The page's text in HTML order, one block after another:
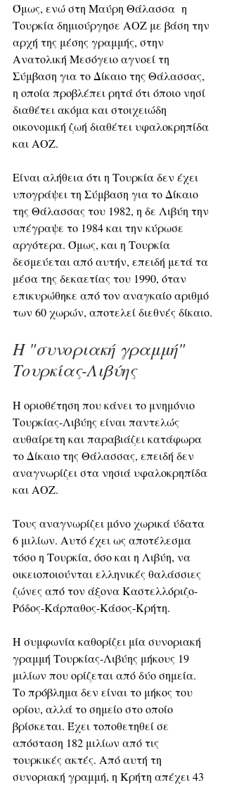
Όμως, ενώ στη Μαύρη Θάλασσα  η
Τουρκία δημιούργησε ΑΟΖ με βάση την
αρχή της μέσης γραμμής, στην
Ανατολική Μεσόγειο αγνοεί τη
Σύμβαση για το Δίκαιο της Θάλασσας,
η οποία προβλέπει ρητά ότι όποιο νησί
διαθέτει ακόμα και στοιχειώδη
οικονομική ζωή διαθέτει υφαλοκρηπίδα
και ΑΟΖ.
Είναι αλήθεια ότι η Τουρκία δεν έχει
υπογράψει τη Σύμβαση για το Δίκαιο
της Θάλασσας του 1982, η δε Λιβύη την
υπέγραψε το 1984 και την κύρωσε
αργότερα. Όμως, και η Τουρκία
δεσμεύεται από αυτήν, επειδή μετά τα
μέσα της δεκαετίας του 1990, όταν
επικυρώθηκε από τον αναγκαίο αριθμό
των 60 χωρών, αποτελεί διεθνές δίκαιο.
Η "συνοριακή γραμμή"
Τουρκίας-Λιβύης
Η οριοθέτηση που κάνει το μνημόνιο
Τουρκίας-Λιβύης είναι παντελώς
αυθαίρετη και παραβιάζει κατάφωρα
το Δίκαιο της Θάλασσας, επειδή δεν
αναγνωρίζει στα νησιά υφαλοκρηπίδα
και ΑΟΖ.
Τους αναγνωρίζει μόνο χωρικά ύδατα
6 μιλίων. Αυτό έχει ως αποτέλεσμα
τόσο η Τουρκία, όσο και η Λιβύη, να
οικειοποιούνται ελληνικές θαλάσσιες
ζώνες από τον άξονα Καστελλόριζο-
Ρόδος-Κάρπαθος-Κάσος-Κρήτη.
Η συμφωνία καθορίζει μία συνοριακή
γραμμή Τουρκίας-Λιβύης μήκους 19
μιλίων που ορίζεται από δύο σημεία.
Το πρόβλημα δεν είναι το μήκος του
ορίου, αλλά το σημείο στο οποίο
βρίσκεται. Έχει τοποθετηθεί σε
απόσταση 182 μιλίων από τις
τουρκικές ακτές. Από αυτή τη
συνοριακή γραμμή, η Κρήτη απέχει 43